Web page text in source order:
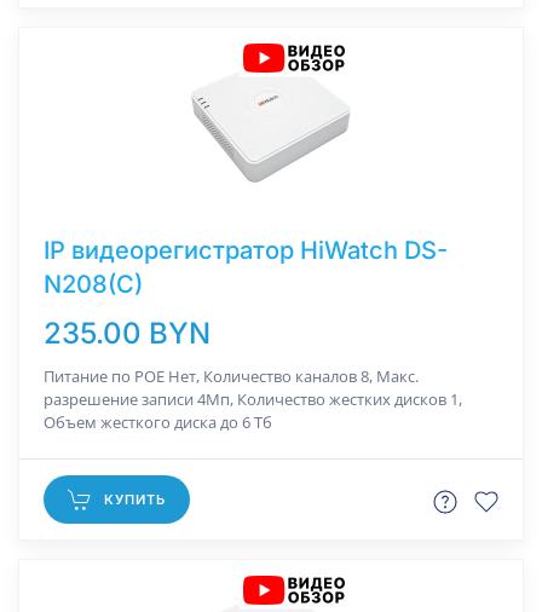
IP видеорегистратор HiWatch DS-
N208(C)
235.00 BYN
Питание по РОЕ Нет, Количество каналов 8, Макс.
разрешение записи 4Мп, Количество жестких дисков 1,
Объем жесткого диска до 6 Тб
КУПИТЬ